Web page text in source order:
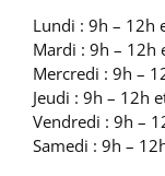
Lundi : 9h – 12h
Mardi : 9h – 12h
Mercredi : 9h –
Jeudi : 9h – 12h
Vendredi : 9h –
Samedi : 9h –